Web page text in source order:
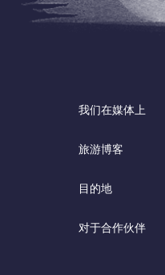
我们在媒体上
旅游博客
目的地
对于合作伙伴